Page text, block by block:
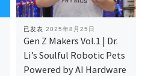
已发表 2025年8月25日
Gen Z Makers Vol.1 | Dr.
Li’s Soulful Robotic Pets
Powered by AI Hardware